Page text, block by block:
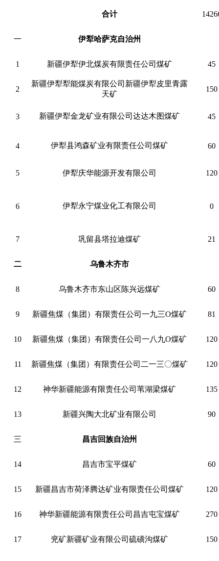
合计
一 伊犁哈萨克自治州
1 新疆伊犁伊北煤炭有限责任公司煤矿 45
2
新疆伊犁犁能煤炭有限公司新疆伊犁皮里青露
天矿
150
3 新疆伊犁金龙矿业有限公司达达木图煤矿 45
4 伊犁县鸿森矿业有限责任公司煤矿 60
5 伊犁庆华能源开发有限公司 120
6 伊犁永宁煤业化工有限公司 0
7 巩留县塔拉迪煤矿 21
二 乌鲁木齐市
8 乌鲁木齐市东山区陈兴远煤矿 60
9 新疆焦煤（集团）有限责任公司一九三O煤矿 81
10 新疆焦煤（集团）有限责任公司一八九O煤矿 120
11 新疆焦煤（集团）有限责任公司二一三〇煤矿 120
12 神华新疆能源有限责任公司苇湖梁煤矿 135
13 新疆兴陶大北矿业有限公司 90
三 昌吉回族自治州
14 昌吉市宝平煤矿 60
15 新疆昌吉市荷泽腾达矿业有限责任公司煤矿 120
16 神华新疆能源有限责任公司昌吉屯宝煤矿 270
17 兖矿新疆矿业有限公司硫磺沟煤矿 150